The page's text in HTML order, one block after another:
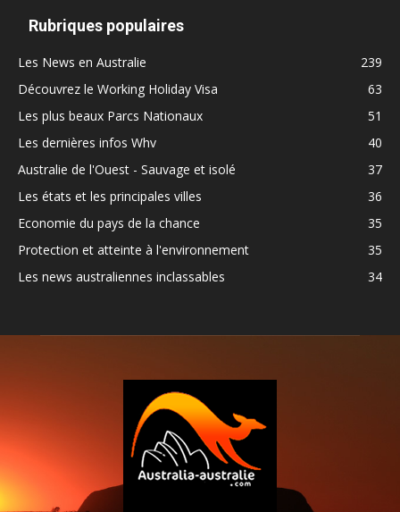
Rubriques populaires
Les News en Australie
239
Découvrez le Working Holiday Visa
63
Les plus beaux Parcs Nationaux
51
Les dernières infos Whv
40
Australie de l'Ouest - Sauvage et isolé
37
Les états et les principales villes
36
Economie du pays de la chance
35
Protection et atteinte à l'environnement
35
Les news australiennes inclassables
34